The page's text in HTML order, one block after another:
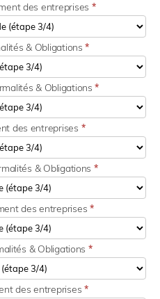
des entreprises *
& Obligations*
& Obligations*
des entreprises *
& Obligations *
des entreprises *
& Obligations *
des entreprises *